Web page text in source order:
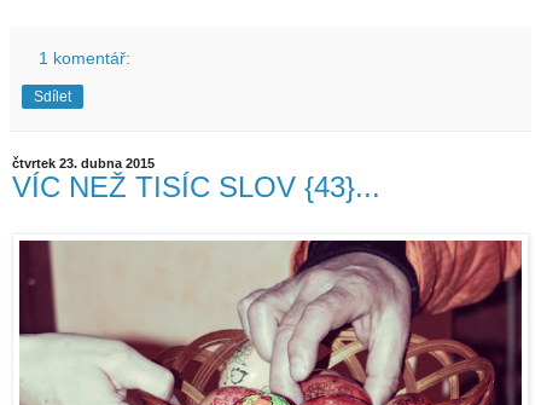
1 komentář:
Sdílet
čtvrtek 23. dubna 2015
VÍC NEŽ TISÍC SLOV {43}...